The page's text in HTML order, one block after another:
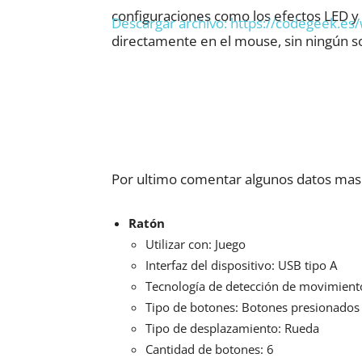
Descargar archivo: https://
configuraciones como los efectos LED
directamente en el mouse, sin ningún
Por ultimo comentar algunos datos
Ratón
Utilizar con: Juego
Interfaz del dispositivo: USB tipo A
Tecnología de detección de
Tipo de botones: Botones presionados
Tipo de desplazamiento: Rueda
Cantidad de botones: 6